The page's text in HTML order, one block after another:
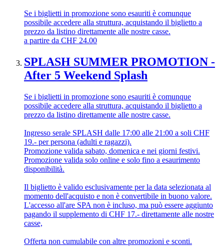
Se i biglietti in promozione sono esauriti è comunque
possibile accedere alla struttura, acquistando il biglietto a
prezzo da listino direttamente alle nostre casse.
a partire da CHF 24.00
SPLASH SUMMER PROMOTION -
After 5 Weekend Splash
Se i biglietti in promozione sono esauriti è comunque
possibile accedere alla struttura, acquistando il biglietto a
prezzo da listino direttamente alle nostre casse.
Ingresso serale SPLASH dalle 17:00 alle 21:00 a soli CHF
19.- per persona (adulti e ragazzi).
Promozione valida sabato, domenica e nei giorni festivi.
Promozione valida solo online e solo fino a esaurimento
disponibilità.
Il biglietto è valido esclusivamente per la data selezionata al
momento dell'acquisto e non è convertibile in buono valore.
L'accesso all'are SPA non è incluso, ma può essere aggiunto
pagando il supplemento di CHF 17.- direttamente alle nostre
casse,
Offerta non cumulabile con altre promozioni e sconti.